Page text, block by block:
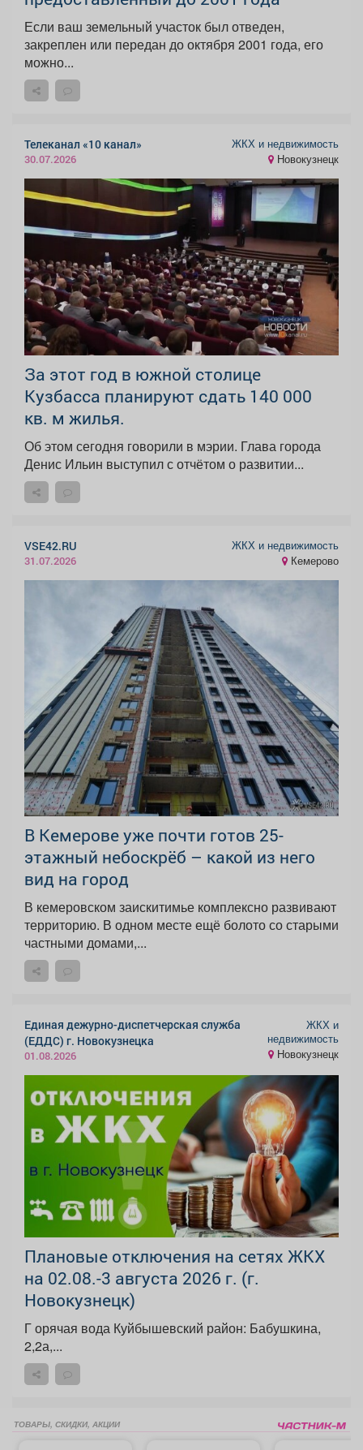
Если ваш земельный участок был отведен,
закреплен или передан до октября 2001 года, его
можно...
Телеканал «10 канал»
30.07.2026
ЖКХ и недвижимость
Новокузнецк
За этот год в южной столице
Кузбасса планируют сдать 140 000
кв. м жилья.
Об этом сегодня говорили в мэрии. Глава города
Денис Ильин выступил с отчётом о развитии...
VSE42.RU
31.07.2026
ЖКХ и недвижимость
Кемерово
В Кемерове уже почти готов 25-
этажный небоскрёб – какой из него
вид на город
В кемеровском заискитимье комплексно развивают
территорию. В одном месте ещё болото со старыми
частными домами,...
Единая дежурно-диспетчерская служба
(ЕДДС) г. Новокузнецка
01.08.2026
ЖКХ и
недвижимость
Новокузнецк
Плановые отключения на сетях ЖКХ
на 02.08.-3 августа 2026 г. (г.
Новокузнецк)
Г орячая вода Куйбышевский район: Бабушкина,
2,2а,...
ТОВАРЫ, СКИДКИ, АКЦИИ